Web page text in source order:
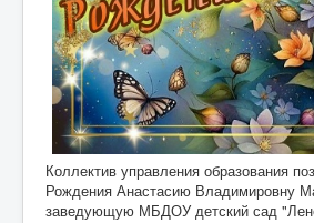
Коллектив управления образования
Рождения Анастасию Владимировну
заведующую МБДОУ детский сад